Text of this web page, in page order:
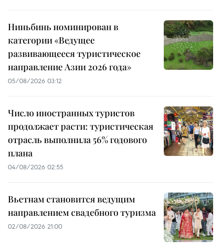
Ниньбинь номинирован в
категории «Ведущее
развивающееся туристическое
направление Азии 2026 года»
05/08/2026 03:12
Число иностранных туристов
продолжает расти: туристическая
отрасль выполнила 56% годового
плана
04/08/2026 02:55
Вьетнам становится ведущим
направлением свадебного туризма
02/08/2026 21:00